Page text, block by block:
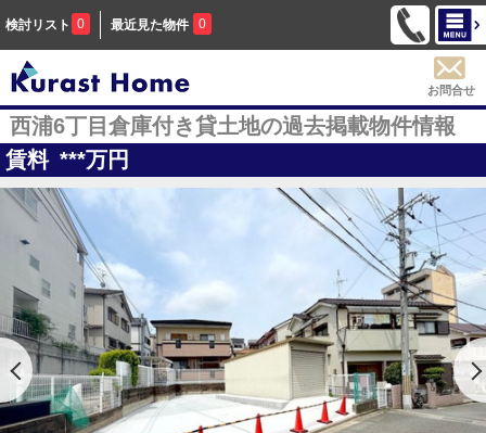
検討リスト 0 最近見た物件 0
お問合せ
西浦6丁目倉庫付き貸土地の過去掲載物件情報
賃料 ***万円